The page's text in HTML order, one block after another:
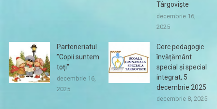
Târgoviște
decembrie 16,
2025
Parteneriatul
”Copii suntem
toți”
decembrie 16,
2025
Cerc pedagogic
învățământ
special și special
integrat, 5
decembrie 2025
decembrie 8, 2025